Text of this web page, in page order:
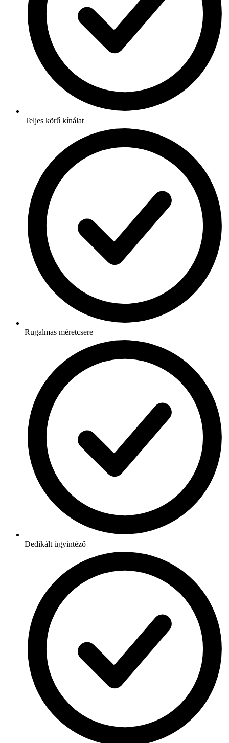
Teljes körű kínálat
Rugalmas méretcsere
Dedikált ügyintéző